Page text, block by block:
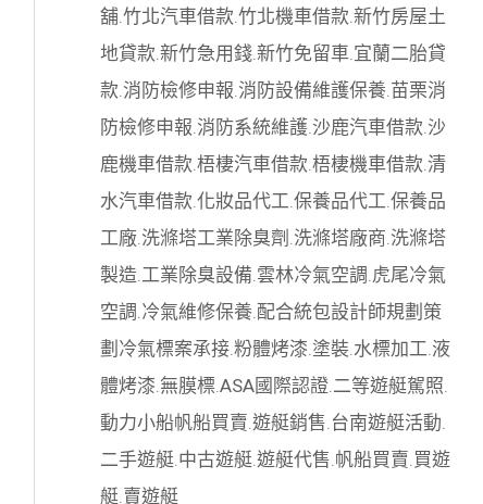
舖.竹北汽車借款.竹北機車借款.新竹房屋土
地貸款.新竹急用錢.新竹免留車.宜蘭二胎貸
款.消防檢修申報.消防設備維護保養.苗栗消
防檢修申報.消防系統維護.沙鹿汽車借款.沙
鹿機車借款.梧棲汽車借款.梧棲機車借款.清
水汽車借款.化妝品代工.保養品代工.保養品
工廠.洗滌塔工業除臭劑 .洗滌塔廠商.洗滌塔
製造.工業除臭設備.雲林冷氣空調.虎尾冷氣
空調.冷氣維修保養.配合統包設計師規劃策
劃 冷氣標案承接.粉體烤漆.塗裝.水標加工.液
體烤漆.無膜標.ASA國際認證.二等遊艇駕照.
動力小船帆船買賣.遊艇銷售.台南遊艇活動.
二手遊艇.中古遊艇.遊艇代售.帆船買賣.買遊
艇.賣遊艇